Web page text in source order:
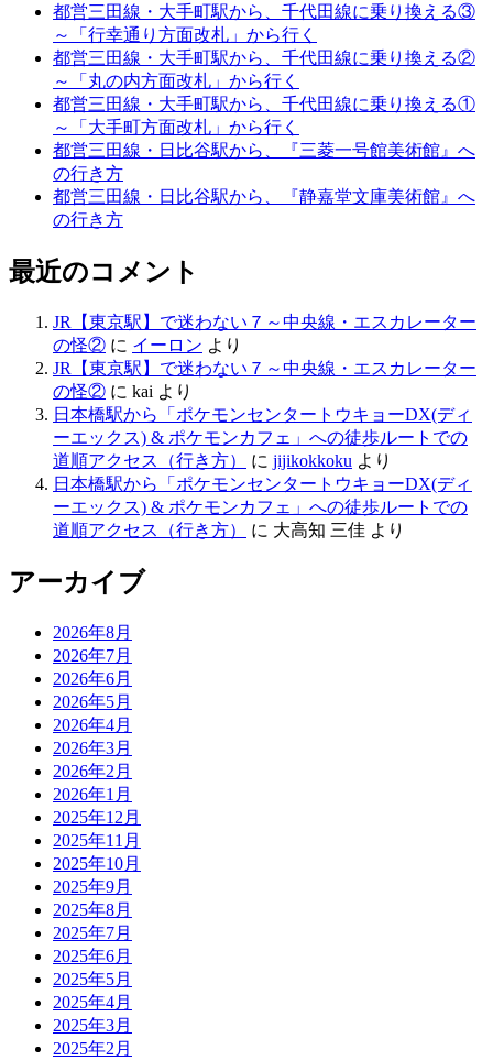
都営三田線・大手町駅から、千代田線に乗り換える③
～「行幸通り方面改札」から行く
都営三田線・大手町駅から、千代田線に乗り換える②
～「丸の内方面改札」から行く
都営三田線・大手町駅から、千代田線に乗り換える①
～「大手町方面改札」から行く
都営三田線・日比谷駅から、『三菱一号館美術館』へ
の行き方
都営三田線・日比谷駅から、『静嘉堂文庫美術館』へ
の行き方
最近のコメント
JR【東京駅】で迷わない７～中央線・エスカレーター
の怪② に イーロン より
JR【東京駅】で迷わない７～中央線・エスカレーター
の怪② に kai より
日本橋駅から「ポケモンセンタートウキョーDX(ディ
ーエックス) & ポケモンカフェ」への徒歩ルートでの
道順アクセス（行き方）
に jijikokkoku より
日本橋駅から「ポケモンセンタートウキョーDX(ディ
ーエックス) & ポケモンカフェ」への徒歩ルートでの
道順アクセス（行き方）
に 大高知 三佳 より
アーカイブ
2026年8月
2026年7月
2026年6月
2026年5月
2026年4月
2026年3月
2026年2月
2026年1月
2025年12月
2025年11月
2025年10月
2025年9月
2025年8月
2025年7月
2025年6月
2025年5月
2025年4月
2025年3月
2025年2月